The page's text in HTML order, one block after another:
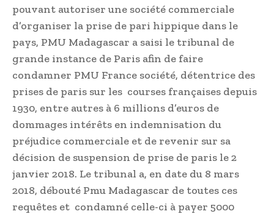
pouvant autoriser une société commerciale
d’organiser la prise de pari hippique dans le
pays, PMU Madagascar a saisi le tribunal de
grande instance de Paris afin de faire
condamner PMU France société, détentrice des
prises de paris sur les courses françaises depuis
1930, entre autres à 6 millions d’euros de
dommages intérêts en indemnisation du
préjudice commerciale et de revenir sur sa
décision de suspension de prise de paris le 2
janvier 2018. Le tribunal a, en date du 8 mars
2018, débouté Pmu Madagascar de toutes ces
requêtes et condamné celle-ci à payer 5000